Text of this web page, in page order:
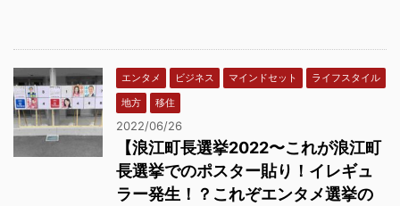
エンタメ ビジネス マインドセット
ライフスタイル
地方
移住
2022/06/26
【浪江町長選挙2022〜これが浪江町
長選挙でのポスター貼り！イレギュ
ラー発生！？これぞエンタメ選挙の